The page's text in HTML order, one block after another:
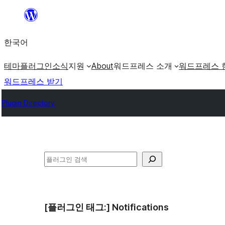
츠
로
로
가
한국어
테마플러그인소식지원 About워드프레스 소개
워드프레스
워드프레스 받기
Plugin Directory
검
[플러그인 태그:] Notifications